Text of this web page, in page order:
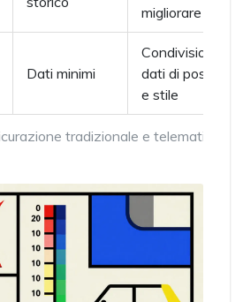
tradizionale e telematica
migliorare
Dati minimi
Condivisione di
dati di posizione
e stile